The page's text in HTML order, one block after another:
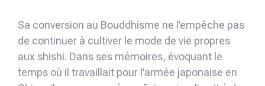
Sa conversion au Bouddhisme ne l’empêche pas
de continuer à cultiver le mode de vie propres
aux shishi. Dans ses mémoires, évoquant le
temps où il travaillait pour l’armée japonaise en